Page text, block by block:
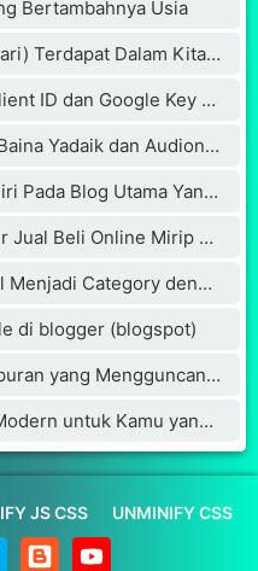
Bertambahnya Usia
Inilah Dalil Tahlilan (1-1000 Hari) Terdapat Dalam Kitab Weda Hindu Bikin Penulisnya Masuk Islam
Cara Mendapatkan Google Client ID dan Google Key API
Download Kitab al-Arabiyah Baina Yadaik dan Audionya
Cara Membuat Safelink Sendiri Pada Blog Utama Yang Aman Buat Adsense
Telah Hadir Template Blogger Jual Beli Online Mirip Blibli.com
Cara Mengubah Search Label Menjadi Category dengan Cloudflare
di blogger (blogspot)
Perang Badar, Kisah Pertempuran yang Mengguncang Jazirah Arab
Inspirasi Wall Decor Rumah Modern untuk Kamu yang Lagi Membangun atau Renovasi
JS CSS UNMINIFY CSS